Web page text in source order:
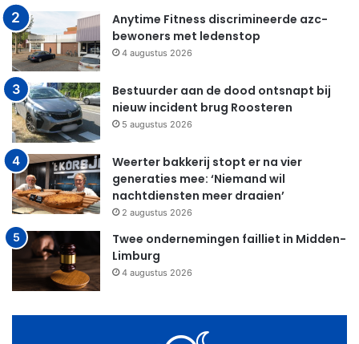
Anytime Fitness discrimineerde azc-
bewoners met ledenstop
4 augustus 2026
Bestuurder aan de dood ontsnapt bij
nieuw incident brug Roosteren
5 augustus 2026
Weerter bakkerij stopt er na vier
generaties mee: ‘Niemand wil
nachtdiensten meer draaien’
2 augustus 2026
Twee ondernemingen failliet in Midden-
Limburg
4 augustus 2026